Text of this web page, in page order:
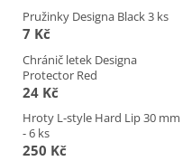
Pružinky Designa Black 3 ks
7 Kč
Chránič letek Designa
Protector Red
24 Kč
Hroty L-style Hard Lip 30 mm
- 6 ks
250 Kč